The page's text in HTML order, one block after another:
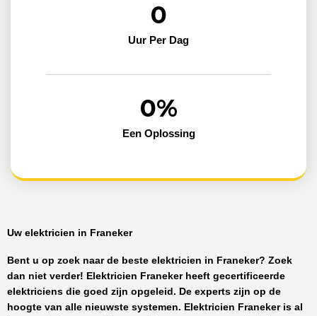
Uur Per Dag
0
Een Oplossing
0%
Uw elektricien in Franeker
Bent u op zoek naar de beste elektricien in Franeker? Zoek
dan niet verder! Elektricien Franekerheeft gecertificeerde
elektriciens die goed zijn opgeleid. De experts zijn op de
hoogte van alle nieuwste systemen. Elektricien Franekeris al